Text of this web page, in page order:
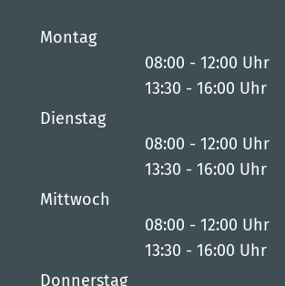
Montag
08:00 - 12:00 Uhr
Von 08:00 bis
13:30 - 16:00 Uhr
Von 13:30 bis
Dienstag
08:00 - 12:00 Uhr
Von 08:00 bis
13:30 - 16:00 Uhr
Von 13:30 bis
Mittwoch
08:00 - 12:00 Uhr
Von 08:00 bis 12:00
13:30 - 16:00 Uhr
Donnerstag